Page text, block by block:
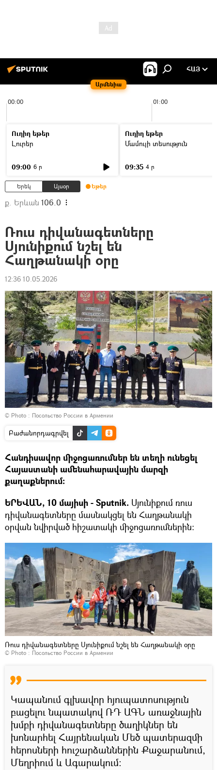
Արմենիա
ՀԱՅ
00:00 01:00
Ուղիղ եթեր
Լուրեր
09:00 6 ր
Ուղիղ եթեր
Մամուլի տեսություն
09:35 4 ր
Երեկ Այսօր Եթեր
ք. Երևան 106.0
Ռուս դիվանագետները
Սյունիքում նշել են
Հաղթանակի օրը
12:36 10.05.2026
© Photo : Посольство России в Армении
Բաժանորդագրվել
Հանդիսավոր միջոցառումներ են տեղի ունեցել
Հայաստանի ամենահարավային մարզի
քաղաքներում:
ԵՐԵՎԱՆ, 10 մայիսի - Sputnik. Սյունիքում ռուս
դիվանագետները մասնակցել են Հաղթանակի
օրվան նվիրված հիշատակի միջոցառումներին:
Ռուս դիվանագետները Սյունիքում նշել են Հաղթանակի օրը
© Photo : Посольство России в Армении
Կապանում գլխավոր հյուպատոսություն
բացելու նպատակով ՌԴ ԱԳՆ առաջնային
խմբի դիվանագետները ծաղիկներ են
խոնարհել Հայրենական Մեծ պատերազմի
հերոսների հուշարձաններին Քաջարանում,
Մեղրիում և Ագարակում: